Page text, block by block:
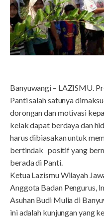
Banyuwangi – LAZISMU.
Panti salah satunya
dorongan dan motivasi
kelak dapat berdaya dan
harus dibiasakan untuk
bertindak positif yang
berada di Panti.
Ketua Lazismu Wilayah
Anggota Badan Pengurus,
Asuhan Budi Mulia di
ini adalah kunjungan yang